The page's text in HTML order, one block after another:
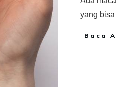
yang bisa
Baca